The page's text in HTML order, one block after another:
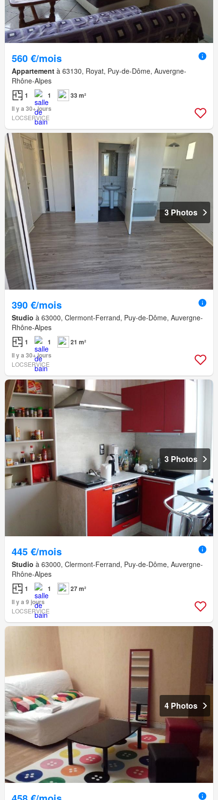
560 €/mois
Appartement à 63130, Royat, Puy-de-Dôme, Auvergne-
Rhône-Alpes
1 1
33 m²
Il y a 30+ jours
LOCSERVICE
3 Photos
390 €/mois
Studio à 63000, Clermont-Ferrand, Puy-de-Dôme, Auvergne-
Rhône-Alpes
1 1
21 m²
Il y a 30+ jours
LOCSERVICE
3 Photos
445 €/mois
Studio à 63000, Clermont-Ferrand, Puy-de-Dôme, Auvergne-
Rhône-Alpes
1 1
27 m²
Il y a 9 jours
LOCSERVICE
4 Photos